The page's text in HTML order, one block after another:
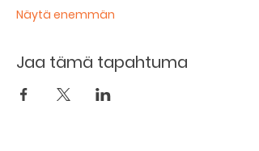
Näytä enemmän
Jaa tämä tapahtuma